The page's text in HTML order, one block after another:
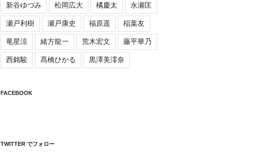
新谷ゆづみ 松岡広大 橘慶太 永瀬匡
瀬戸利樹 瀬戸康史 福原遥 稲葉友
竜星涼 緒方龍一 荒木宏文 藤平華乃
西銘駿 髙橋ひかる 黒澤美澪奈
FACEBOOK
TWITTER でフォロー